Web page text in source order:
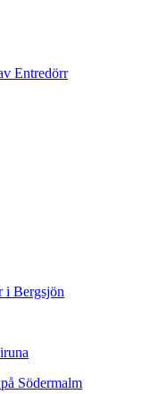
Entredörr
i Bergsjön
Södermalm